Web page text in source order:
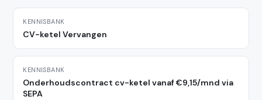
KENNISBANK
CV-ketel Vervangen
KENNISBANK
Onderhoudscontract cv-ketel vanaf €9,15/mnd via
SEPA